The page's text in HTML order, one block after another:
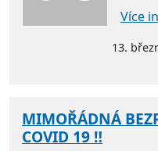
Více
13.
MIMOŘÁDNÁ
COVID 19 ‼